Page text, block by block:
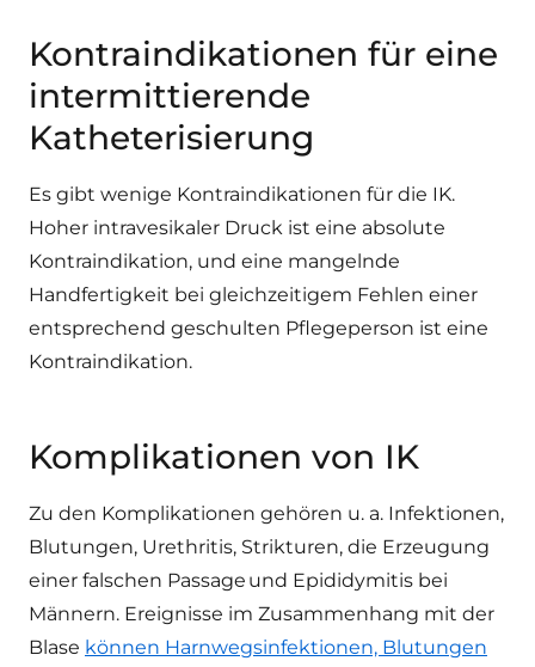
Kontraindikationen für eine
intermittierende
Katheterisierung
Es gibt wenige Kontraindikationen für die IK.
Hoher intravesikaler Druck ist eine absolute
Kontraindikation, und eine mangelnde
Handfertigkeit bei gleichzeitigem Fehlen einer
entsprechend geschulten Pflegeperson ist eine
Kontraindikation.
Komplikationen von IK
Zu den Komplikationen gehören u. a. Infektionen,
Blutungen, Urethritis, Strikturen, die Erzeugung
einer falschen Passage und Epididymitis bei
Männern. Ereignisse im Zusammenhang mit der
Blase können Harnwegsinfektionen, Blutungen